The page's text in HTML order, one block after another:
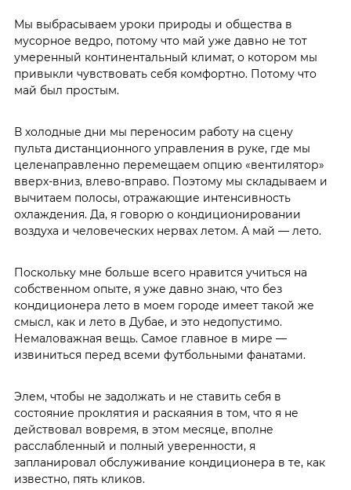
Мы выбрасываем уроки природы и общества в
мусорное ведро, потому что май уже давно не тот
умеренный континентальный климат, о котором мы
привыкли чувствовать себя комфортно. Потому что
май был простым.
В холодные дни мы переносим работу на сцену
пульта дистанционного управления в руке, где мы
целенаправленно перемещаем опцию «вентилятор»
вверх-вниз, влево-вправо. Поэтому мы складываем и
вычитаем полосы, отражающие интенсивность
охлаждения. Да, я говорю о кондиционировании
воздуха и человеческих нервах летом. А май — лето.
Поскольку мне больше всего нравится учиться на
собственном опыте, я уже давно знаю, что без
кондиционера лето в моем городе имеет такой же
смысл, как и лето в Дубае, и это недопустимо.
Немаловажная вещь. Самое главное в мире —
извиниться перед всеми футбольными фанатами.
Элем, чтобы не задолжать и не ставить себя в
состояние проклятия и раскаяния в том, что я не
действовал вовремя, в этом месяце, вполне
расслабленный и полный уверенности, я
запланировал обслуживание кондиционера в те, как
известно, пять кликов.